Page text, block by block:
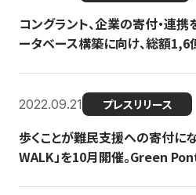
コングラント、企業の寄付・連
ータベース構築に向け、総額
2022.09.21 プレスリリース
歩くことが難民支援への寄付に
WALK」を10月開催。Green